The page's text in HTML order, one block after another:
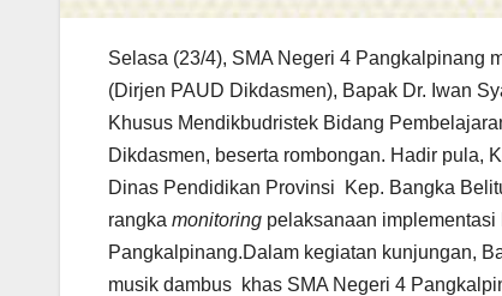
Selasa (23/4), SMA Negeri 4 Pangkalpinang
(Dirjen PAUD Dikdasmen), Bapak Dr. Iwan
Khusus Mendikbudristek Bidang
Dikdasmen, beserta rombongan. Hadir pula,
Dinas Pendidikan Provinsi Kep. Bangka
rangka monitoring pelaksanaan
Pangkalpinang.Dalam kegiatan kunjungan,
musik dambus khas SMA Negeri 4